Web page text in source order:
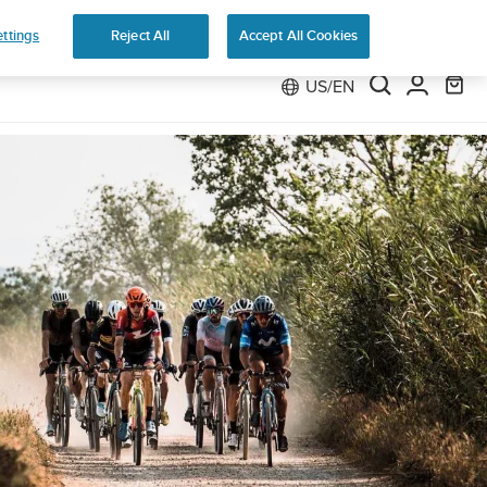
US/EN
Reject All Accept All Cookies